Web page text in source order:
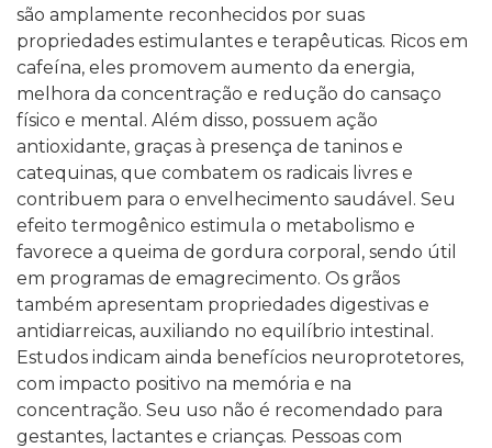
são amplamente reconhecidos por suas
propriedades estimulantes e terapêuticas. Ricos em
cafeína, eles promovem aumento da energia,
melhora da concentração e redução do cansaço
físico e mental. Além disso, possuem ação
antioxidante, graças à presença de taninos e
catequinas, que combatem os radicais livres e
contribuem para o envelhecimento saudável. Seu
efeito termogênico estimula o metabolismo e
favorece a queima de gordura corporal, sendo útil
em programas de emagrecimento. Os grãos
também apresentam propriedades digestivas e
antidiarreicas, auxiliando no equilíbrio intestinal.
Estudos indicam ainda benefícios neuroprotetores,
com impacto positivo na memória e na
concentração. Seu uso não é recomendado para
gestantes, lactantes e crianças. Pessoas com